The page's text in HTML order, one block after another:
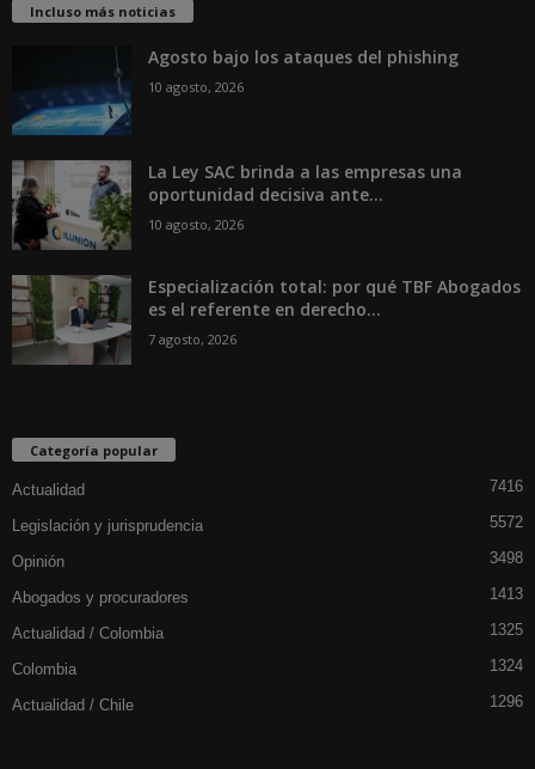
Incluso más noticias
Agosto bajo los ataques del phishing
10 agosto, 2026
La Ley SAC brinda a las empresas una
oportunidad decisiva ante...
10 agosto, 2026
Especialización total: por qué TBF Abogados
es el referente en derecho...
7 agosto, 2026
Categoría popular
Actualidad 7416
Legislación y jurisprudencia 5572
Opinión 3498
Abogados y procuradores 1413
Actualidad / Colombia 1325
Colombia 1324
Actualidad / Chile 1296